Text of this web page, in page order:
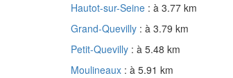
Hautot-sur-Seine : à 3.77 km
Grand-Quevilly : à 3.79 km
Petit-Quevilly : à 5.48 km
Moulineaux : à 5.91 km